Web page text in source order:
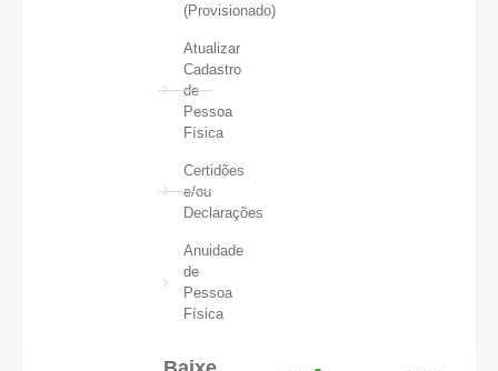
(Provisionado)
Atualizar
Cadastro
de
Pessoa
Física
Certidões
e/ou
Declarações
Anuidade
de
Pessoa
Física